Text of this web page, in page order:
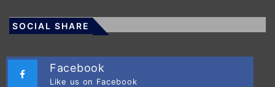
SOCIAL SHARE
Facebook
Like us on Facebook